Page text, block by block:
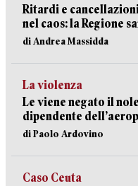
Ritardi e
nel caos: la Regione
di Andrea Massidda
La violenza
Le viene negato il
dipendente
di Paolo Ardovino
Caso Ceuta